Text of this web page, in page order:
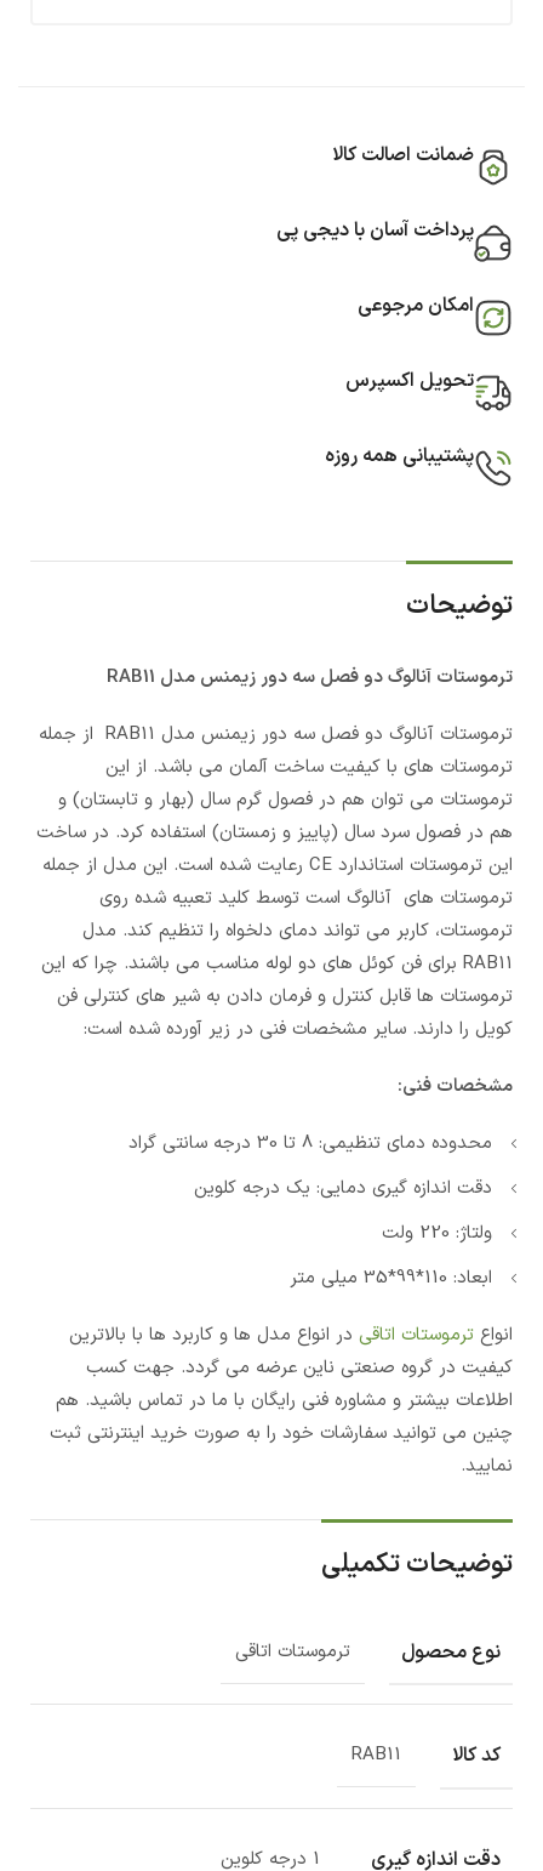
ضمانت اصالت کالا
پرداخت آسان با دیجی پی
امکان مرجوعی
تحویل اکسپرس
پشتیبانی همه روزه
توضیحات
ترموستات آنالوگ دو فصل سه دور زیمنس مدل RAB11
ترموستات آنالوگ دو فصل سه دور زیمنس مدل RAB11 از جمله
ترموستات های با کیفیت ساخت آلمان می باشد. از این
ترموستات می توان هم در فصول گرم سال (بهار و تابستان) و
هم در فصول سرد سال (پاییز و زمستان) استفاده کرد. در ساخت
این ترموستات استاندارد CE رعایت شده است. این مدل از جمله
ترموستات های آنالوگ است توسط کلید تعبیه شده روی
ترموستات، کاربر می تواند دمای دلخواه را تنظیم کند. مدل
RAB11 برای فن کوئل های دو لوله مناسب می باشند. چرا که این
ترموستات ها قابل کنترل و فرمان دادن به شیر های کنترلی فن
کویل را دارند. سایر مشخصات فنی در زیر آورده شده است:
مشخصات فنی:
محدوده دمای تنظیمی: 8 تا 30 درجه سانتی گراد
دقت اندازه گیری دمایی: یک درجه کلوین
ولتاژ: 220 ولت
ابعاد: 110*99*35 میلی متر
انواع ترموستات اتاقی در انواع مدل ها و کاربرد ها با بالاترین
کیفیت در گروه صنعتی ناین عرضه می گردد. جهت کسب
اطلاعات بیشتر و مشاوره فنی رایگان با ما در تماس باشید. هم
چنین می توانید سفارشات خود را به صورت خرید اینترنتی ثبت
نمایید.
توضیحات تکمیلی
نوع محصول ترموستات اتاقی
کد کالا RAB11
دقت اندازه گیری 1 درجه کلوین